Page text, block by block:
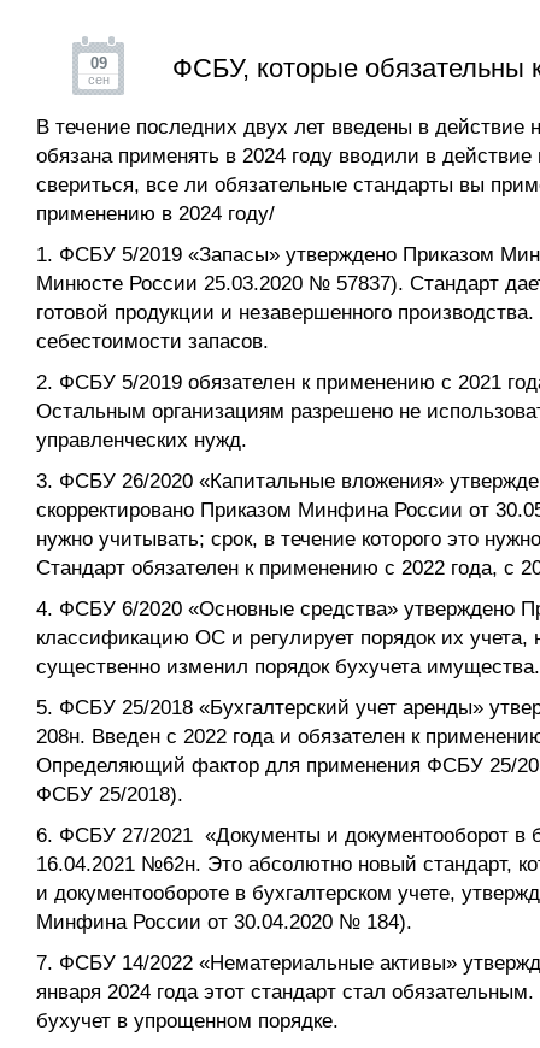
09
сен ФСБУ, которые обязательны
В течение последних двух лет введены в
обязана применять в 2024 году вводили в
свериться, все ли обязательные стандарты вы
применению в 2024 году/
1. ФСБУ 5/2019 «Запасы» утверждено Приказом
Минюсте России 25.03.2020 № 57837). Стандарт
готовой продукции и незавершенного
себестоимости запасов.
2. ФСБУ 5/2019 обязателен к применению с 2021
Остальным организациям разрешено не
управленческих нужд.
3. ФСБУ 26/2020 «Капитальные вложения»
скорректировано Приказом Минфина России от
нужно учитывать; срок, в течение которого это
Стандарт обязателен к применению с 2022 года, с
4. ФСБУ 6/2020 «Основные средства» утверждено
классификацию ОС и регулирует порядок их
существенно изменил порядок бухучета имущества.
5. ФСБУ 25/2018 «Бухгалтерский учет аренды»
208н. Введен с 2022 года и обязателен к
Определяющий фактор для применения ФСБУ 25/
ФСБУ 25/2018).
6. ФСБУ 27/2021 «Документы и документооборот в
16.04.2021 №62н. Это абсолютно новый стандарт,
и документообороте в бухгалтерском учете,
Минфина России от 30.04.2020 № 184).
7. ФСБУ 14/2022 «Нематериальные активы»
января 2024 года этот стандарт стал
бухучет в упрощенном порядке.